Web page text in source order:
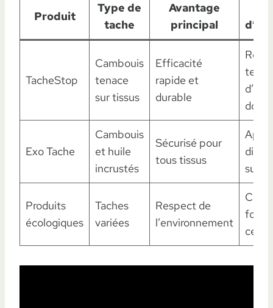
Produit
Type de
tache
Avantage
principal
TacheStop
Cambouis
tenace
sur tissus
Efficacité
rapide et
durable
Exo Tache
Cambouis
et huile
incrustés
Sécurisé pour
tous tissus
sur
Produits
écologiques
Taches
variées
Respect de
l’environnement